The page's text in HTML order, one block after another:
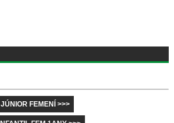
JÚNIOR FEMENÍ >>>